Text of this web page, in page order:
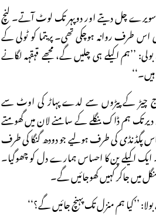
چل دیتے اور دوپہر تک لوٹ آتے۔ لنچ
طرف روانہ ہوچکی تھی۔ پریتما کو ٹولی کے
’’ہم اکیلے ہی چلیں گے، مجھے قہقہہ لگانے
کے پیڑوں سے لدے پہاڑ کی اوٹ سے
دیر تک ہم ڈاک بنگلے کے سامنے لان میں گھومتے
پگڈنڈی کی طرف ہولیے جو دودھ گنگا کی طرف
ایک اکیلے پن کا احساس ہمارے دل کو چھوگیا۔
میں جاکر کہیں کھوجائیں گے۔
بولا: ’’کیا ہم منزل تک پہنچ جائیں گے؟‘‘